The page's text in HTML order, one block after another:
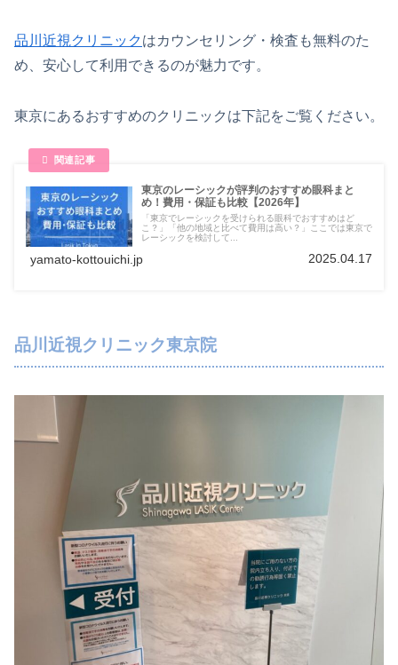
品川近視クリニックはカウンセリング・検査も無料のた
め、安心して利用できるのが魅力です。
東京にあるおすすめのクリニックは下記をご覧ください。
東京のレーシックが評判のおすすめ眼科まと
め！費用・保証も比較【2026年】
「東京でレーシックを受けられる眼科でおすすめはど
こ？」「他の地域と比べて費用は高い？」ここでは東京で
レーシックを検討して...
yamato-kottouichi.jp 2025.04.17
品川近視クリニック東京院